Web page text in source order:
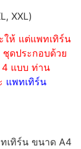
XXL)
ให้ แต่แพทเทิร์น
ชุดประกอบด้วย
4 แบบ ท่าน
แพทเทิร์น
เทิร์น ขนาด A4